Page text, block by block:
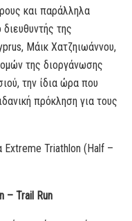
και παράλληλα
της
Μάικ Χατζηιωάννου,
της διοργάνωσης
την ίδια ώρα που
πρόκληση για τους
Extreme Triathlon (Half –
– Trail Run